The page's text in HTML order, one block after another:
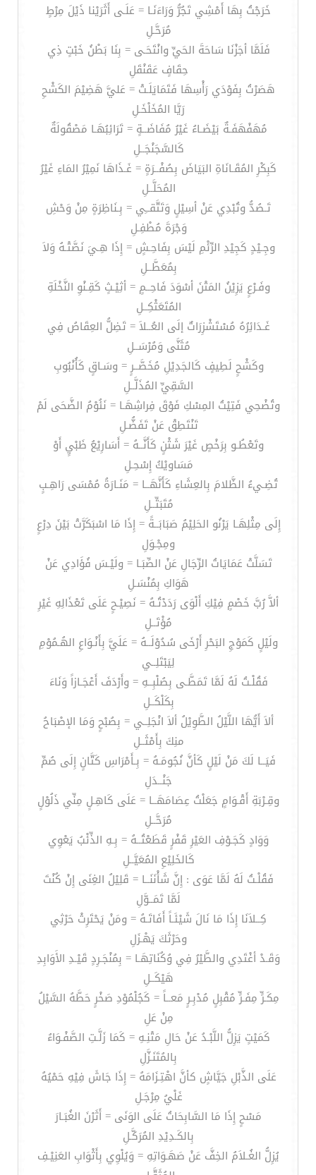
خَرَجْتُ بِهَا أَمْشِي تَجُرُّ وَرَاءَنَـا = عَلَـى أَثَرَيْنا ذَيْلَ مِرْطٍ
مُرَحَّـلِ
فَلَمَّا أجَزْنَا سَاحَةَ الحَيِّ وانْتَحَـى = بِنَا بَطْنُ خَبْتٍ ذِي
حِقَافٍ عَقَنْقَلِ
هَصَرْتُ بِفَوْدَي رَأْسِهَا فَتَمَايَلَـتْ = عَليَّ هَضِيْمَ الكَشْحِ
رَيَّا المُخَلْخَـلِ
مُهَفْهَفَـةٌ بَيْضَـاءُ غَيْرُ مُفَاضَــةٍ = تَرَائِبُهَـا مَصْقُولَةٌ
كَالسَّجَنْجَــلِ
كَبِكْرِ المُقَـانَاةِ البَيَاضَ بِصُفْــرَةٍ = غَـذَاهَا نَمِيْرُ المَاءِ غَيْرُ
المُحَلَّــلِ
تَـصُدُّ وتُبْدِي عَنْ أسِيْلٍ وَتَتَّقــِي = بِـنَاظِرَةٍ مِنْ وَحْشِ
وَجْرَةَ مُطْفِـلِ
وجِـيْدٍ كَجِيْدِ الرِّئْمِ لَيْسَ بِفَاحِـشٍ = إِذَا هِـيَ نَصَّتْـهُ وَلاَ
بِمُعَطَّــلِ
وفَـرْعٍ يَزِيْنُ المَتْنَ أسْوَدَ فَاحِــمٍ = أثِيْـثٍ كَقِـنْوِ النَّخْلَةِ
المُتَعَثْكِــلِ
غَـدَائِرُهُ مُسْتَشْزِرَاتٌ إلَى العُــلاَ = تَضِلُّ العِقَاصُ فِي
مُثَنَّى وَمُرْسَــلِ
وكَشْحٍ لَطِيفٍ كَالجَدِيْلِ مُخَصَّــرٍ = وسَـاقٍ كَأُنْبُوبِ
السَّقِيِّ المُذَلَّــلِ
وتُضْحِي فَتِيْتُ المِسْكِ فَوْقَ فِراشِهَـا = نَئُوْمُ الضَّحَى لَمْ
تَنْتَطِقْ عَنْ تَفَضُّـلِ
وتَعْطُـو بِرَخْصٍ غَيْرَ شَثْنٍ كَأَنَّــهُ = أَسَارِيْعُ ظَبْيٍ أَوْ
مَسَاويْكُ إِسْحِـلِ
تُضِـيءُ الظَّلامَ بِالعِشَاءِ كَأَنَّهَــا = مَنَـارَةُ مُمْسَى رَاهِـبٍ
مُتَبَتِّــلِ
إِلَى مِثْلِهَـا يَرْنُو الحَلِيْمُ صَبَابَــةً = إِذَا مَا اسْبَكَرَّتْ بَيْنَ دِرْعٍ
ومِجْـوَلِ
تَسَلَّتْ عَمَايَاتُ الرِّجَالِ عَنْ الصِّبَـا = ولَيْـسَ فُؤَادِي عَنْ
هَوَاكِ بِمُنْسَـلِ
ألاَّ رُبَّ خَصْمٍ فِيْكِ أَلْوَى رَدَدْتُـهُ = نَصِيْـحٍ عَلَى تَعْذَالِهِ غَيْرِ
مُؤْتَــلِ
ولَيْلٍ كَمَوْجِ البَحْرِ أَرْخَى سُدُوْلَــهُ = عَلَيَّ بِأَنْـوَاعِ الهُـمُوْمِ
لِيَبْتَلِــي
فَقُلْـتُ لَهُ لَمَّا تَمَطَّـى بِصُلْبِــهِ = وأَرْدَفَ أَعْجَـازاً وَنَاءَ
بِكَلْكَــلِ
ألاَ أَيُّهَا اللَّيْلُ الطَّوِيْلُ ألاَ انْجَلِــي = بِصُبْحٍ وَمَا الإصْبَاحُ
منِكَ بِأَمْثَــلِ
فَيَــا لَكَ مَنْ لَيْلٍ كَأنَّ نُجُومَـهُ = بِـأَمْرَاسِ كَتَّانٍ إِلَى صُمِّ
جَنْــدَلِ
وقِـرْبَةِ أَقْـوَامٍ جَعَلْتُ عِصَامَهَــا = عَلَى كَاهِـلٍ مِنِّي ذَلُوْلٍ
مُرَحَّــلِ
وَوَادٍ كَجَـوْفِ العَيْرِ قَفْرٍ قَطَعْتُــهُ = بِـهِ الذِّئْبُ يَعْوِي
كَالخَلِيْعِ المُعَيَّــلِ
فَقُلْـتُ لَهُ لَمَّا عَوَى : إِنَّ شَأْنَنَــا = قَلِيْلُ الغِنَى إِنْ كُنْتَ
لَمَّا تَمَــوَّلِ
كِــلاَنَا إِذَا مَا نَالَ شَيْئَـاً أَفَاتَـهُ = ومَنْ يَحْتَرِثْ حَرْثِي
وحَرْثَكَ يَهْـزَلِ
وَقَـدْ أغْتَدِي والطَّيْرُ فِي وُكُنَاتِهَـا = بِمُنْجَـرِدٍ قَيْـدِ الأَوَابِدِ
هَيْكَــلِ
مِكَـرٍّ مِفَـرٍّ مُقْبِلٍ مُدْبِـرٍ مَعــاً = كَجُلْمُوْدِ صَخْرٍ حَطَّهُ السَّيْلُ
مِنْ عَلِ
كَمَيْتٍ يَزِلُّ اللَّبْـدُ عَنْ حَالِ مَتْنِـهِ = كَمَا زَلَّـتِ الصَّفْـوَاءُ
بِالمُتَنَـزَّلِ
عَلَى الذَّبْلِ جَيَّاشٍ كأنَّ اهْتِـزَامَهُ = إِذَا جَاشَ فِيْهِ حَمْيُهُ
غَلْيُ مِرْجَـلِ
مَسْحٍ إِذَا مَا السَّابِحَاتُ عَلَى الوَنَى = أَثَرْنَ الغُبَـارَ
بِالكَـدِيْدِ المُرَكَّـلِ
يُزِلُّ الغُـلاَمُ الخِفَّ عَنْ صَهَـوَاتِهِ = وَيُلْوِي بِأَثْوَابِ العَنِيْـفِ